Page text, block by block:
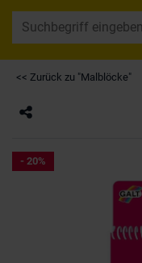
<< Zurück zu "Malblöcke"
- 20%